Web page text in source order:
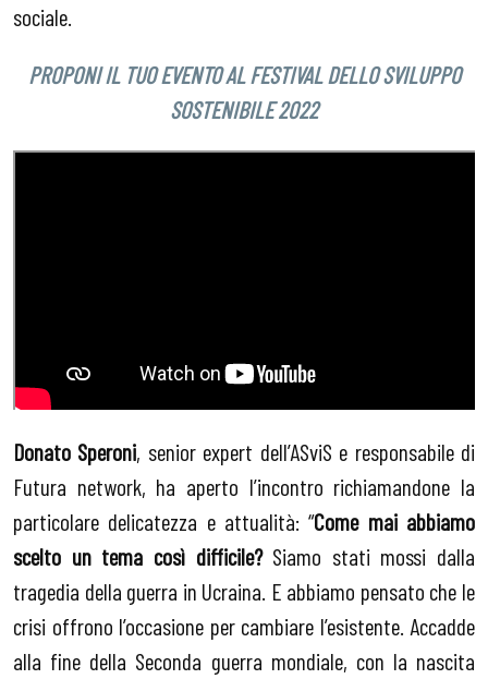
sociale.
PROPONI IL TUO EVENTO AL FESTIVAL DELLO SVILUPPO
SOSTENIBILE 2022
Donato Speroni, senior expert dell’ASviS e responsabile di
Futura network, ha aperto l’incontro richiamandone la
particolare delicatezza e attualità: “Come mai abbiamo
scelto un tema così difficile?Siamo stati mossi dalla
tragedia della guerra in Ucraina. E abbiamo pensato che le
crisi offrono l’occasione per cambiare l’esistente. Accadde
alla fine della Seconda guerra mondiale, con la nascita